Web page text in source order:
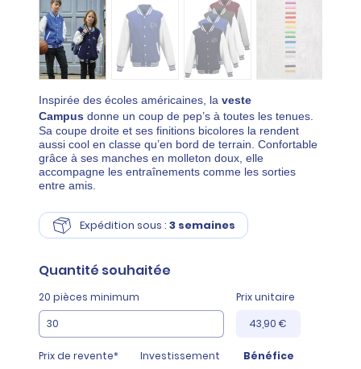
Inspirée des écoles américaines, la veste
Campus donne un coup de pep’s à toutes les tenues.
Sa coupe droite et ses finitions bicolores la rendent
aussi cool en classe qu’en bord de terrain. Confortable
grâce à ses manches en molleton doux, elle
accompagne les entraînements comme les sorties
entre amis.
Expédition sous : 3 semaines
Quantité souhaitée
20 pièces minimum
Prix unitaire
43,90 €
Prix de revente*
Investissement
Bénéfice